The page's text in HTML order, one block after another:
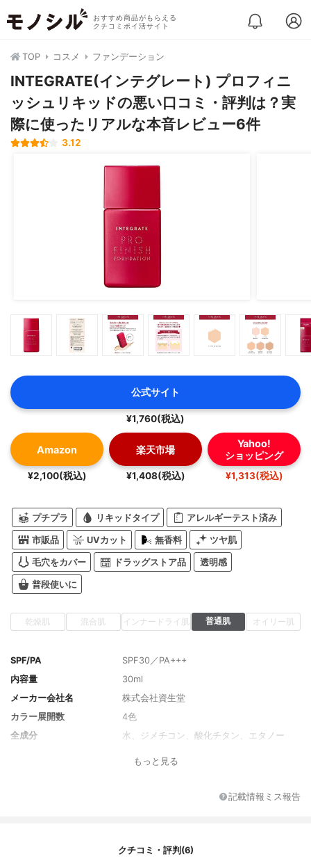
おすすめ商品がもらえる
クチコミポイ活サイト
TOP コスメ ファンデーション
INTEGRATE(インテグレート) プロフィニ
ッシュリキッドの悪い口コミ・評判は？実
際に使ったリアルな本音レビュー6件
3.12
公式サイト
¥1,760(税込)
Amazon
¥2,100(税込)
楽天市場
¥1,408(税込)
Yahoo!
ショッピング
¥1,313(税込)
プチプラ リキッドタイプ アレルギーテスト済み
市販品 UVカット 無香料 ツヤ肌
毛穴をカバー ドラッグストア品 透明感
普段使いに
乾燥肌 混合肌 インナードライ肌 普通肌 オイリー肌
SPF/PA
SPF30／PA+++
内容量
30ml
メーカー会社名
株式会社資生堂
カラー展開数
4色
全成分
水、ジメチコン、酸化チタン、エタノー
ＥＧ－９ポリジメチルシロキシエチルジメ
ンゴ酸ジイソステアリル、ビスブチルジメ
スリトール、ＰＥＧ／ＰＰＧ－１４／７ジ
もっと見る
記載情報ミス報告
クチコミ・評判(6)